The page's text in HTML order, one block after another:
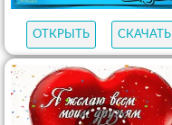
ОТКРЫТЬ СКАЧАТЬ